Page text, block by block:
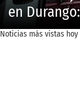
en
Noticias más vistas hoy